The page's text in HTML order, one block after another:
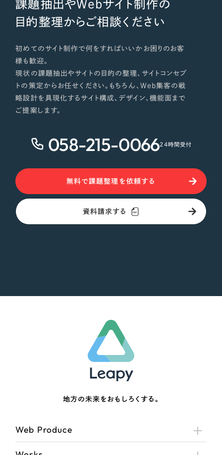
課題抽出やWebサイト制作の
目的整理からご相談ください
初めてのサイト制作で何をすればいいかお困りのお客
様も歓迎。
現状の課題抽出やサイトの目的の整理、サイトコンセプ
トの策定からお任せください。もちろん、Web集客の戦
略設計を具現化するサイト構成、デザイン、機能面まで
ご提案します。
058-215-006624時間受付
無料で課題整理を依頼する
資料請求する
地方の未来をおもしろくする。
Web Produce